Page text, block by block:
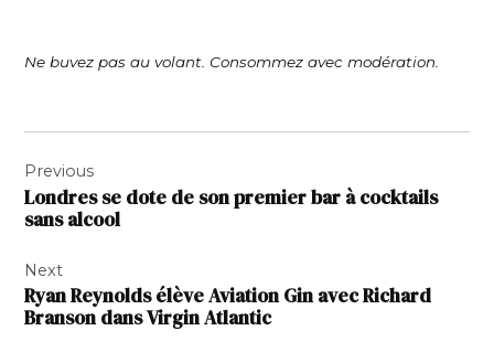
Ne buvez pas au volant. Consommez avec modération.
de
l’article
Previous
Londres se dote de son premier bar à cocktails
sans alcool
Next
Ryan Reynolds élève Aviation Gin avec Richard
Branson dans Virgin Atlantic